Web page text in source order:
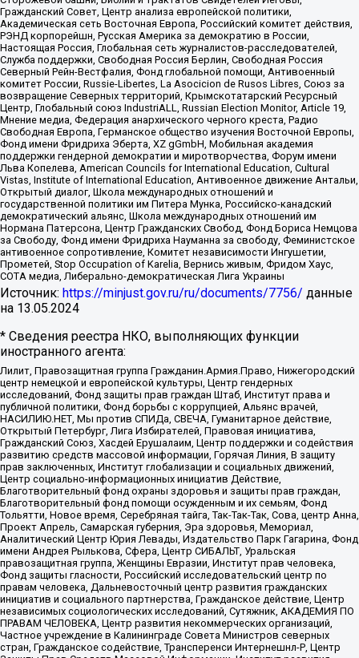
Гражданский Совет, Центр анализа европейской политики,
Академическая сеть Восточная Европа, Российский комитет действия,
РЭНД корпорейшн, Русская Америка за демократию в России,
Настоящая Россия, Глобальная сеть журналистов-расследователей,
Служба поддержки, Свободная Россия Берлин, Свободная Россия
Северный Рейн-Вестфалия, Фонд глобальной помощи, Антивоенный
комитет России, Russie-Libertes, La Asocicion de Rusos Libres, Союз за
возвращение Северных территорий, Крымскотатарский Ресурсный
Центр, Глобальный союз IndustriALL, Russian Election Monitor, Article 19,
Мнение медиа, Федерация анархического черного креста, Радио
Свободная Европа, Германское общество изучения Восточной Европы,
Фонд имени Фридриха Эберта, XZ gGmbH, Мобильная академия
поддержки гендерной демократии и миротворчества, Форум имени
Льва Копелева, American Councils for International Education, Cultural
Vistas, Institute of International Education, Антивоенное движение Антальи,
Открытый диалог, Школа международных отношений и
государственной политики им Питера Мунка, Российско-канадский
демократический альянс, Школа международных отношений им
Нормана Патерсона, Центр Гражданских Свобод, Фонд Бориса Немцова
за Свободу, Фонд имени Фридриха Науманна за свободу, Феминистское
антивоенное сопротивление, Комитет независимости Ингушетии,
Прометей, Stop Occupation of Karelia, Вернись живым, Фридом Хаус,
СОТА медиа, Либерально-демократическая Лига Украины
Источник: https://minjust.gov.ru/ru/documents/7756/ данные
на 13.05.2024
* Сведения реестра НКО, выполняющих функции
иностранного агента:
Лилит, Правозащитная группа Гражданин.Армия.Право, Нижегородский
центр немецкой и европейской культуры, Центр гендерных
исследований, Фонд защиты прав граждан Штаб, Институт права и
публичной политики, Фонд борьбы с коррупцией, Альянс врачей,
НАСИЛИЮ.НЕТ, Мы против СПИДа, СВЕЧА, Гуманитарное действие,
Открытый Петербург, Лига Избирателей, Правовая инициатива,
Гражданский Союз, Хасдей Ерушалаим, Центр поддержки и содействия
развитию средств массовой информации, Горячая Линия, В защиту
прав заключенных, Институт глобализации и социальных движений,
Центр социально-информационных инициатив Действие,
Благотворительный фонд охраны здоровья и защиты прав граждан,
Благотворительный фонд помощи осужденным и их семьям, Фонд
Тольятти, Новое время, Серебряная тайга, Так-Так-Так, Сова, центр Анна,
Проект Апрель, Самарская губерния, Эра здоровья, Мемориал,
Аналитический Центр Юрия Левады, Издательство Парк Гагарина, Фонд
имени Андрея Рылькова, Сфера, Центр СИБАЛЬТ, Уральская
правозащитная группа, Женщины Евразии, Институт прав человека,
Фонд защиты гласности, Российский исследовательский центр по
правам человека, Дальневосточный центр развития гражданских
инициатив и социального партнерства, Гражданское действие, Центр
независимых социологических исследований, Сутяжник, АКАДЕМИЯ ПО
ПРАВАМ ЧЕЛОВЕКА, Центр развития некоммерческих организаций,
Частное учреждение в Калининграде Совета Министров северных
стран, Гражданское содействие, Трансперенси Интернешнл-Р, Центр